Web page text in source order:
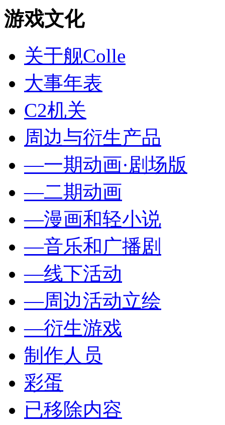
游戏文化
关于舰Colle
大事年表
C2机关
周边与衍生产品
—一期动画·剧场版
—二期动画
—漫画和轻小说
—音乐和广播剧
—线下活动
—周边活动立绘
—衍生游戏
制作人员
彩蛋
已移除内容